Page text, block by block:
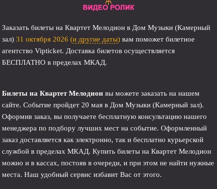
Заказать билеты на Квартет Мелодион в Дом Музыки (Камерный
зал)31 октября 2026(и другие даты)вам поможет билетное
агентство Vipticket. Доставка билетов осуществляется
БЕСПЛАТНО в пределах МКАД.
Билеты на Квартет Мелодионвы можете заказать на нашем
сайте. Событие пройдет 20 мая в Дом Музыки (Камерный зал).
Оформив заказ, вы получаете бесплатную консультацию нашего
менеджера по подбору лучших мест на событие. Оформленный
заказ доставляется как электронно, так и бесплатно курьерской
службой в пределах МКАД. Купить билеты на Квартет Мелодион
можно и в кассах, постояв в очереди, и при этом не найти нужные
места. Наш удобный сервис избавит Вас от этого.